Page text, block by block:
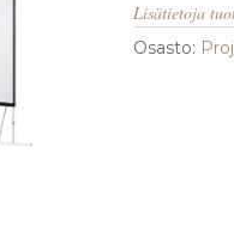
Lisätietoja
Osasto: